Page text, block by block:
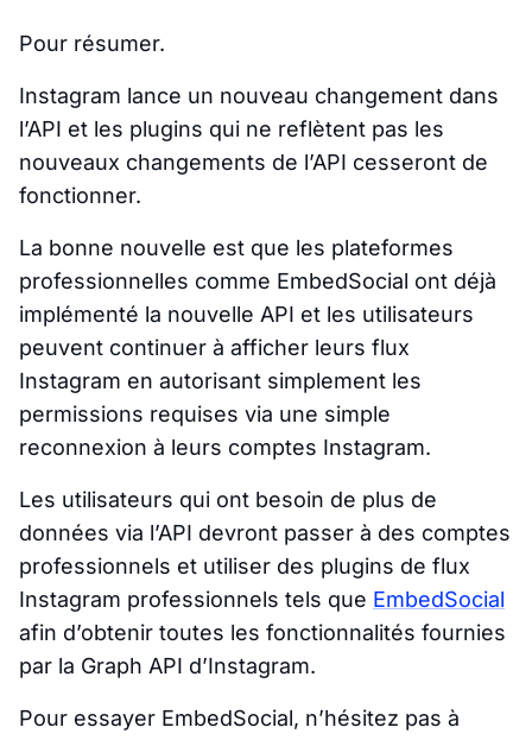
Pour résumer.
Instagram lance un nouveau changement dans
l’API et les plugins qui ne reflètent pas les
nouveaux changements de l’API cesseront de
fonctionner.
La bonne nouvelle est que les plateformes
professionnelles comme EmbedSocial ont déjà
implémenté la nouvelle API et les utilisateurs
peuvent continuer à afficher leurs flux
Instagram en autorisant simplement les
permissions requises via une simple
reconnexion à leurs comptes Instagram.
Les utilisateurs qui ont besoin de plus de
données via l’API devront passer à des comptes
professionnels et utiliser des plugins de flux
Instagram professionnels tels que EmbedSocial
afin d’obtenir toutes les fonctionnalités fournies
par la Graph API d’Instagram.
Pour essayer EmbedSocial, n’hésitez pas à